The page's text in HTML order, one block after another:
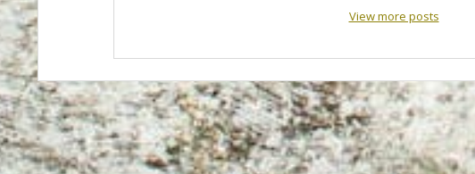
View more posts